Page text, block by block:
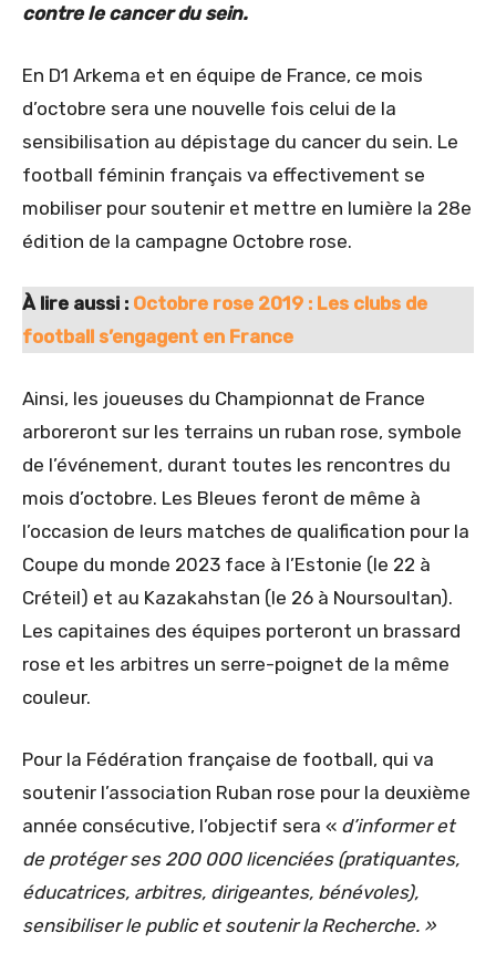
contre le cancer du sein.
En D1 Arkema et en équipe de France, ce mois
d’octobre sera une nouvelle fois celui de la
sensibilisation au dépistage du cancer du sein. Le
football féminin français va effectivement se
mobiliser pour soutenir et mettre en lumière la 28e
édition de la campagne Octobre rose.
À lire aussi : Octobre rose 2019 : Les clubs de
football s’engagent en France
Ainsi, les joueuses du Championnat de France
arboreront sur les terrains un ruban rose, symbole
de l’événement, durant toutes les rencontres du
mois d’octobre. Les Bleues feront de même à
l’occasion de leurs matches de qualification pour la
Coupe du monde 2023 face à l’Estonie (le 22 à
Créteil) et au Kazakahstan (le 26 à Noursoultan).
Les capitaines des équipes porteront un brassard
rose et les arbitres un serre-poignet de la même
couleur.
Pour la Fédération française de football, qui va
soutenir l’association Ruban rose pour la deuxième
année consécutive, l’objectif sera « d’informer et
de protéger ses 200 000 licenciées (pratiquantes,
éducatrices, arbitres, dirigeantes, bénévoles),
sensibiliser le public et soutenir la Recherche. »